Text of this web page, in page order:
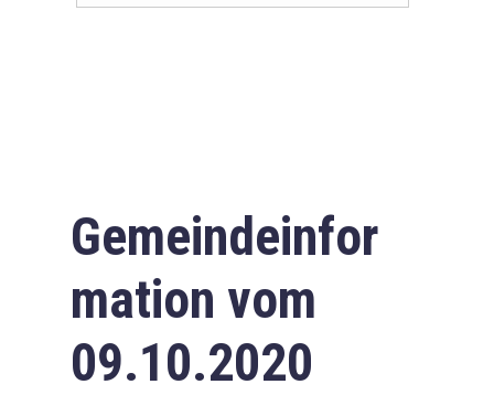
Gemeindeinfor
mation vom
09.10.2020